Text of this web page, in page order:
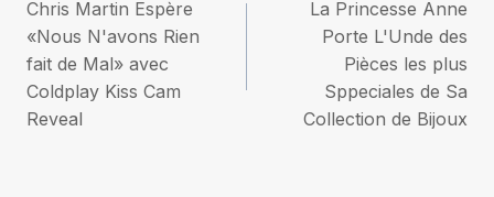
de
l’article
Chris Martin Espère
«Nous N'avons Rien
fait de Mal» avec
Coldplay Kiss Cam
Reveal
La Princesse Anne
Porte L'Unde des
Pièces les plus
Sppeciales de Sa
Collection de Bijoux